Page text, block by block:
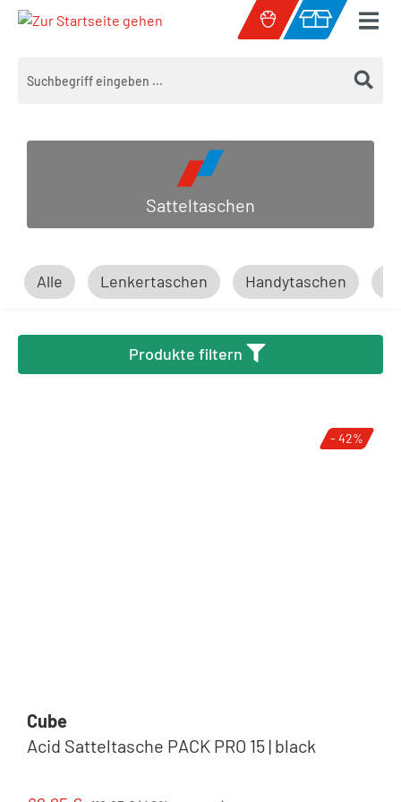
Zum Hauptinhalt springen
Warenkorb
Satteltaschen
Alle Lenkertaschen Handytaschen
Produkte filtern
- 42%
Cube
Acid Satteltasche PACK PRO 15 | black
Regulärer Preis: